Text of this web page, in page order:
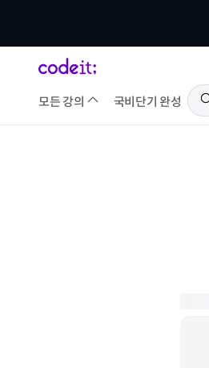
모든 강의 국비단기 완성